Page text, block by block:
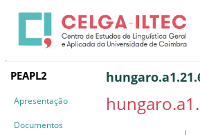
PEAPL2
Apresentação
Documentos